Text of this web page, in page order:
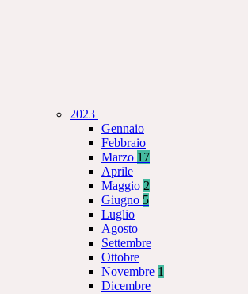
2023
Gennaio
Febbraio
Marzo 17
Aprile
Maggio 2
Giugno 5
Luglio
Agosto
Settembre
Ottobre
Novembre 1
Dicembre